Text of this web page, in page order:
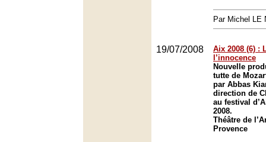
Par Michel LE
19/07/2008
Aix 2008 (6) :
l’innocence
Nouvelle
tutte de
par Abbas
direction de
au festival
2008.
Théâtre de
Provence